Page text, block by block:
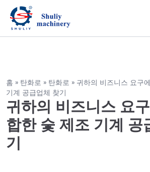
홈 » 탄화로 » 탄화로 » 귀하의 비즈니스 요구
기계 공급업체 찾기
귀하의 비즈니스 요
합한 숯 제조 기계 공
기